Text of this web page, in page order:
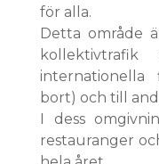
för alla.
Detta område
bort) och till
I dess
restauranger